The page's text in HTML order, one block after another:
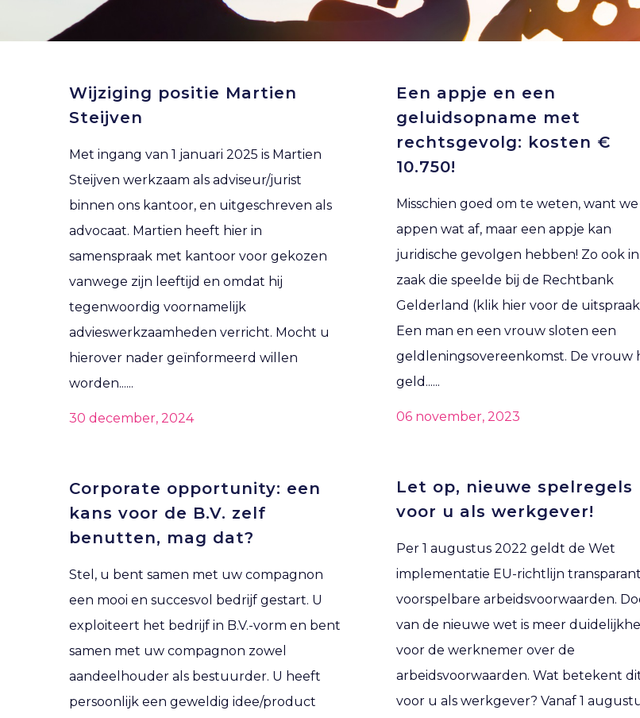
Wijziging positie Martien
Steijven
Met ingang van 1 januari 2025 is Martien
Steijven werkzaam als adviseur/jurist
binnen ons kantoor, en uitgeschreven als
advocaat. Martien heeft hier in
samenspraak met kantoor voor gekozen
vanwege zijn leeftijd en omdat hij
tegenwoordig voornamelijk
advieswerkzaamheden verricht. Mocht u
hierover nader geïnformeerd willen
worden......
30 december, 2024
Een appje en een
geluidsopname met
rechtsgevolg: kosten €
10.750!
Misschien goed om te weten, want we
appen wat af, maar een appje kan
juridische gevolgen hebben! Zo ook
zaak die speelde bij de Rechtbank
Gelderland (klik hier voor de
Een man en een vrouw sloten een
geldleningsovereenkomst. De vrouw
geld......
06 november, 2023
Let op, nieuwe spelregels
voor u als werkgever!
Per 1 augustus 2022 geldt de Wet
implementatie EU-richtlijn
voorspelbare arbeidsvoorwaarden.
van de nieuwe wet is meer
voor de werknemer over de
arbeidsvoorwaarden. Wat betekent
voor u als werkgever? Vanaf 1
Corporate opportunity: een
kans voor de B.V. zelf
benutten, mag dat?
Stel, u bent samen met uw compagnon
een mooi en succesvol bedrijf gestart. U
exploiteert het bedrijf in B.V.-vorm en bent
samen met uw compagnon zowel
aandeelhouder als bestuurder. U heeft
persoonlijk een geweldig idee/product